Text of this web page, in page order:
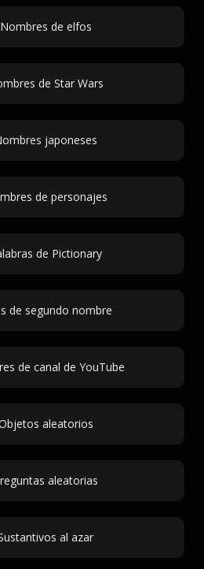
Nombres de elfos
de Star Wars
japoneses
de personajes
de Pictionary
de segundo nombre
de canal de YouTube
aleatorios
aleatorias
al azar